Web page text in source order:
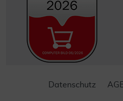
Datenschutz